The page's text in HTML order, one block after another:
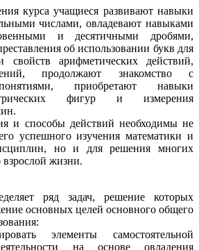
учащиеся развивают навыки
числами, овладевают навыками
и десятичными дробями,
об использовании букв для
арифметических действий,
продолжают знакомство с
приобретают навыки
фигур и измерения
и способы действий необходимы не
успешного изучения математики и
но и для решения многих
взрослой жизни.
ряд задач, решение которых
основных целей основного общего
элементы самостоятельной
на основе овладения